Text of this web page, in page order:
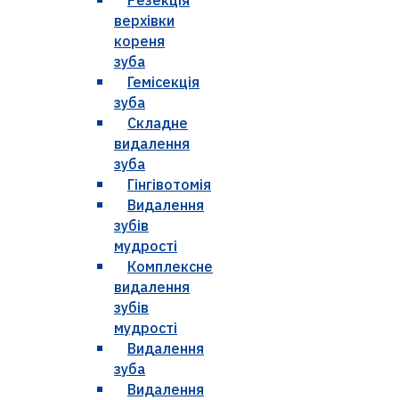
верхівки
кореня
зуба
Гемісекція
зуба
Складне
видалення
зуба
Гінгівотомія
Видалення
зубів
мудрості
Комплексне
видалення
зубів
мудрості
Видалення
зуба
Видалення